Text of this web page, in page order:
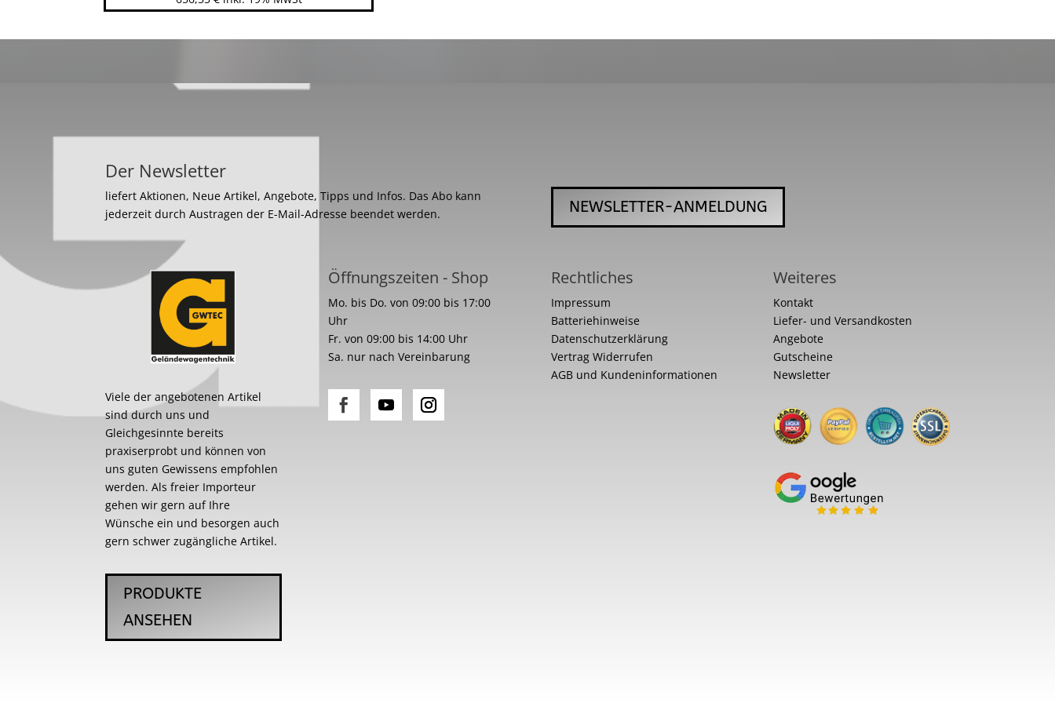
Der Newsletter
liefert Aktionen, Neue Artikel, Angebote, Tipps und Infos. Das Abo kann
jederzeit durch Austragen der E-Mail-Adresse beendet werden.
NEWSLETTER-ANMELDUNG
Viele der angebotenen Artikel
sind durch uns und
Gleichgesinnte bereits
praxiserprobt und können von
uns guten Gewissens empfohlen
werden. Als freier Importeur
gehen wir gern auf Ihre
Wünsche ein und besorgen auch
gern schwer zugängliche Artikel.
PRODUKTE
ANSEHEN
Öffnungszeiten - Shop
Mo. bis Do. von 09:00 bis 17:00
Uhr
Fr. von 09:00 bis 14:00 Uhr
Sa. nur nach Vereinbarung
Rechtliches
Impressum
Batteriehinweise
Datenschutzerklärung
Vertrag Widerrufen
AGB und Kundeninformationen
Weiteres
Kontakt
Liefer- und Versandkosten
Angebote
Gutscheine
Newsletter